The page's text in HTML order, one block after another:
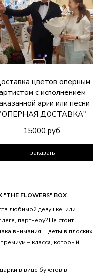
цветов оперным
артистом с исполнением
арии или песни
ДОСТАВКА"
15000 руб.
заказать
FLOWERS" BOX
любимой девушке, или
партнёру? Не стоит
внимания. Цветы в плоских
– класса, который
в виде букетов в